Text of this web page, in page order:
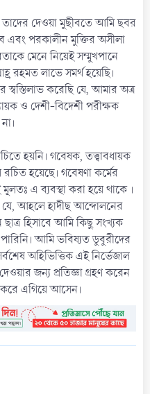
দেওয়া মুছীবতে আমি ছবর
এবং পরকালীন মুক্তির অসীলা
মেনে নিয়েই সম্মুখপানে
রহমত লাভে সমর্থ হয়েছি।
স্বস্তিলাভ করেছি যে, আমার অত্র
ও দেশী-বিদেশী পরীক্ষক
হয়নি। গবেষক, তত্ত্বাবধায়ক
হয়েছে। গবেষণা কর্মের
এ ব্যবস্থা করা হয়ে থাকে ।
যে, আহলে হাদীছ আন্দোলনের
হিসাবে আমি কিছু সংখ্যক
আমি ভবিষ্যত ডুবুরীদের
অহিভিত্তিক এই নির্ভেজাল
জন্য প্রতিজ্ঞা গ্রহণ করেন
এগিয়ে আসেন।